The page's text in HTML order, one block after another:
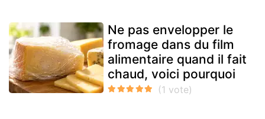
Ne pas envelopper le
fromage dans du film
alimentaire quand il fait
chaud, voici pourquoi